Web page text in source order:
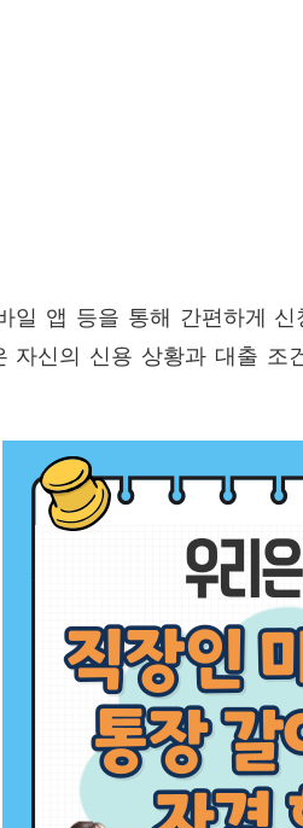
일 앱 등을 통해 간편하게
자신의 신용 상황과 대출 조